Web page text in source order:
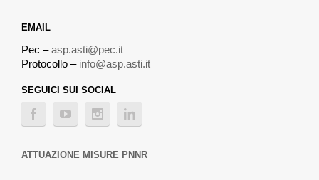
EMAIL
Pec –asp.asti@pec.it
Protocollo – info@asp.asti.it
SEGUICI SUI SOCIAL
ATTUAZIONE MISURE PNNR